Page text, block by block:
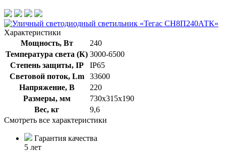
Характеристики
Мощность, Вт
240
Температура света (К) 3000-6500
Степень защиты, IP
IP65
Световой поток, Lm
33600
Напряжение, В
220
Размеры, мм
730х315х190
Вес, кг
9,6
Смотреть все характеристики
Гарантия качества
5 лет